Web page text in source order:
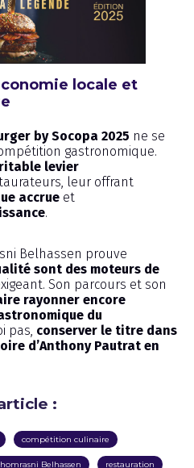
locale et
by Socopa 2025 ne se
gastronomique.
levier
leur offrant
accrue et
.
Belhassen prouve
sont des moteurs de
Son parcours et son
rayonner encore
du
pas, conserver le titre dans
d’Anthony Pautrat en
:
compétition culinaire
Belhassen restauration